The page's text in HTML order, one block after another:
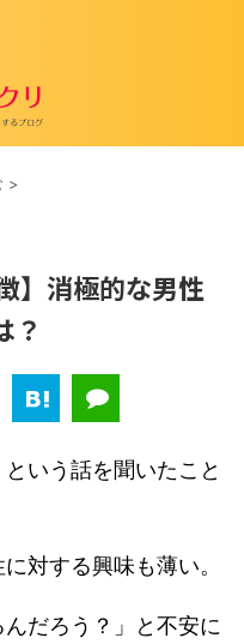
>
】消極的な男性
？
いう話を聞いたこと
対する興味も薄い。
んだろう？」と不安に